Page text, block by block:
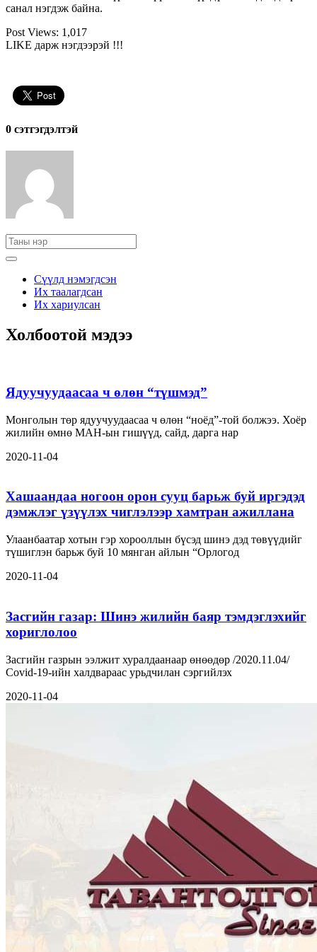
санал нэгдэж байна.
Post Views: 1,017
LIKE дарж нэгдээрэй !!!
0 cэтгэгдэлтэй
Сүүлд нэмэгдсэн
Их таалагдсан
Их хариулсан
Холбоотой мэдээ
Ядуучуудаасаа ч өлөн “түшмэд”
Монголын төр ядуучуудаасаа ч өлөн “ноёд”-той болжээ. Хоёр
жилийн өмнө МАН-ын гишүүд, сайд, дарга нар
2020-11-04
Хашаандаа ногоон орон сууц барьж буй иргэдэд
дэмжлэг үзүүлэх чиглэлээр хамтран ажиллана
Улаанбаатар хотын гэр хорооллын бүсэд шинэ дэд төвүүдийг
түшиглэн барьж буй 10 мянган айлын “Орлогод
2020-11-04
Засгийн газар: Шинэ жилийн баяр тэмдэглэхийг
хориглолоо
Засгийн газрын ээлжит хуралдаанаар өнөөдөр /2020.11.04/
Сovid-19-ийн халдвараас урьдчилан сэргийлэх
2020-11-04